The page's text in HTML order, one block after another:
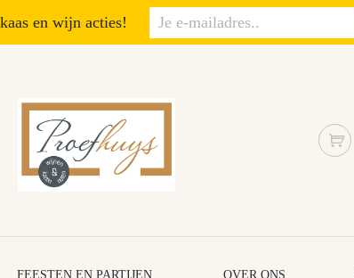
FEESTEN EN PARTIJEN OVER ONS
en wijn acties!